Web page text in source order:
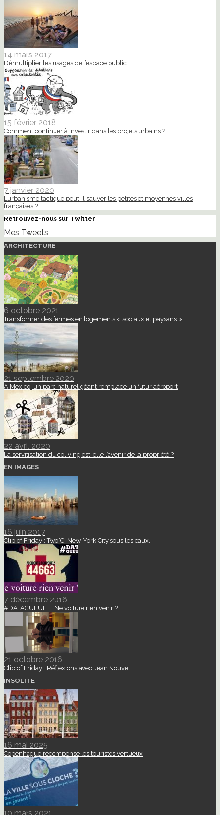
14 mars 2017
Démultiplier les usages de l’espace public
15 février 2018
Comment continuer à investir dans les projets urbains ?
7 janvier 2020
L’urbanisme tactique peut-il sauver les petites et moyennes villes
françaises ?
Retrouvez-nous sur Twitter
Mes Tweets
ARCHITECTURE
6 octobre 2021
Transformer des fermes en logements « sociaux et paysans »
21 septembre 2020
A Mexico, un parc naturel géant remplace un futur aéroport
22 avril 2020
La servitisation du coliving est-elle l’avenir de la propriété ?
EN IMAGES
16 juin 2017
Clip of Friday : Two°C, New-York City sous les eaux.
7 décembre 2016
#DATAGUEULE : Ne voiture rien venir ?
21 octobre 2016
Clip of Friday : Réflexions avec Jean Nouvel
INSOLITE
16 mai 2025
Copenhague récompense les touristes vertueux
10 mars 2021